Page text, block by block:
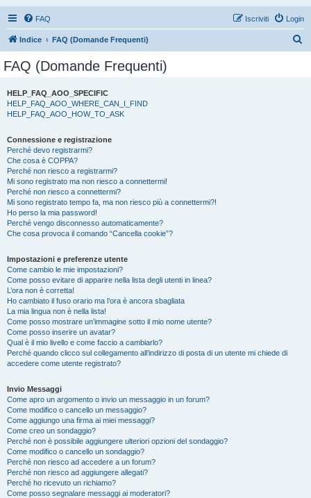
FAQ Login
Iscriviti
Indice FAQ (Domande Frequenti)
FAQ (Domande Frequenti)
HELP_FAQ_AOO_SPECIFIC
HELP_FAQ_AOO_WHERE_CAN_I_FIND
HELP_FAQ_AOO_HOW_TO_ASK
Connessione e registrazione
Perché devo registrarmi?
Che cosa è COPPA?
Perché non riesco a registrarmi?
Mi sono registrato ma non riesco a connettermi!
Perché non riesco a connettermi?
Mi sono registrato tempo fa, ma non riesco più a connettermi?!
Ho perso la mia password!
Perché vengo disconnesso automaticamente?
Che cosa provoca il comando “Cancella cookie”?
Impostazioni e preferenze utente
Come cambio le mie impostazioni?
Come posso evitare di apparire nella lista degli utenti in linea?
L’ora non è corretta!
Ho cambiato il fuso orario ma l’ora è ancora sbagliata
La mia lingua non è nella lista!
Come posso mostrare un’immagine sotto il mio nome utente?
Come posso inserire un avatar?
Qual è il mio livello e come faccio a cambiarlo?
Perché quando clicco sul collegamento all’indirizzo di posta di un utente mi chiede di
accedere come utente registrato?
Invio Messaggi
Come apro un argomento o invio un messaggio in un forum?
Come modifico o cancello un messaggio?
Come aggiungo una firma ai miei messaggi?
Come creo un sondaggio?
Perché non è possibile aggiungere ulteriori opzioni del sondaggio?
Come modifico o cancello un sondaggio?
Perché non riesco ad accedere a un forum?
Perché non riesco ad aggiungere allegati?
Perché ho ricevuto un richiamo?
Come posso segnalare messaggi ai moderatori?